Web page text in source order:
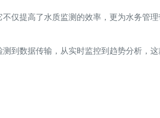
仅提高了水质监测的效率，更为水务管
到数据传输，从实时监控到趋势分析，